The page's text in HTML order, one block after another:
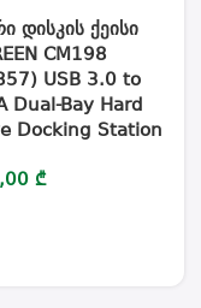
დისკის ქეისი
CM198
USB 3.0 to
Dual-Bay Hard
Docking Station
₾